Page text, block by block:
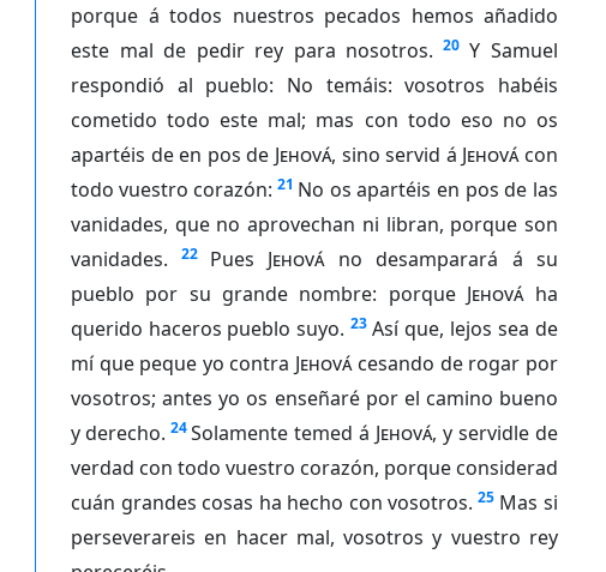
porque á todos nuestros pecados hemos añadido
este mal de pedir rey para nosotros. 20 Y Samuel
respondió al pueblo: No temáis: vosotros habéis
cometido todo este mal; mas con todo eso no os
apartéis de en pos de Jehová, sino servid á Jehovácon
todo vuestro corazón: 21 No os apartéis en pos de las
vanidades, que no aprovechan ni libran, porque son
vanidades.
22 Pues Jehováno desamparará á su
pueblo por su grande nombre: porque Jehováha
querido haceros pueblo suyo. 23 Así que, lejos sea de
mí que peque yo contra Jehovácesando de rogar por
vosotros; antes yo os enseñaré por el camino bueno
y derecho. 24Solamente temed á Jehová, y servidle de
verdad con todo vuestro corazón, porque considerad
cuán grandes cosas ha hecho con vosotros. 25 Mas si
perseverareis en hacer mal, vosotros y vuestro rey